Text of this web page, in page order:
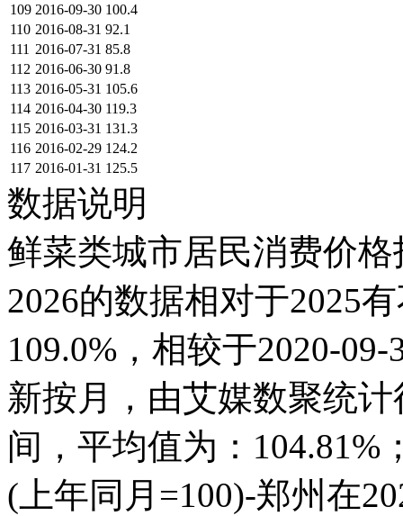
109 2016-09-30 100.4
110 2016-08-31 92.1
111 2016-07-31 85.8
112 2016-06-30 91.8
113 2016-05-31 105.6
114 2016-04-30 119.3
115 2016-03-31 131.3
116 2016-02-29 124.2
117 2016-01-31 125.5
数据说明
鲜菜类城市居民消费价
2026的数据相对于2025
109.0%，相较于2020-
新按月，由艾媒数聚统计
间，平均值为：
(上年同月=100)-郑州在